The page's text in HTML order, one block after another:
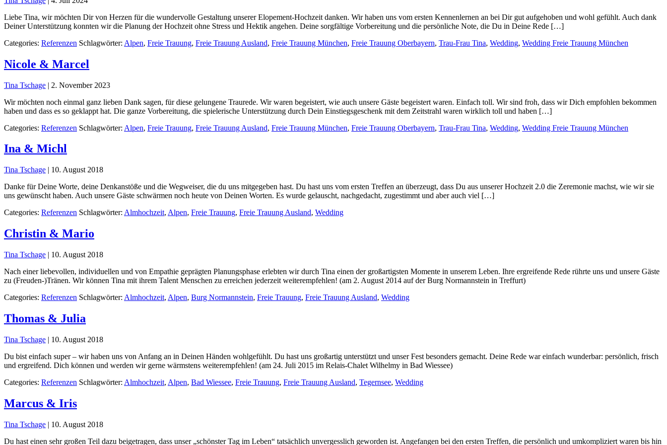
Liebe Tina, wir möchten Dir von Herzen für die wundervolle Gestaltung unserer Elopement-Hochzeit danken. Wir haben uns vom ersten Kennenlernen an bei Dir gut aufgehoben und wohl gefühlt. Auch dank
Deiner Unterstützung konnten wir die Planung der Hochzeit ohne Stress und Hektik angehen. Deine sorgfältige Vorbereitung und die persönliche Note, die Du in Deine Rede […]
Categories: Referenzen Schlagwörter: Alpen, Freie Trauung, Freie Trauung Ausland, Freie Trauung München, Freie Trauung Oberbayern, Trau-Frau Tina, Wedding, Wedding Freie Trauung München
Nicole & Marcel
Tina Tschage | 2. November 2023
Wir möchten noch einmal ganz lieben Dank sagen, für diese gelungene Traurede. Wir waren begeistert, wie auch unsere Gäste begeistert waren. Einfach toll. Wir sind froh, dass wir Dich empfohlen bekommen
haben und dass es so geklappt hat. Die ganze Vorbereitung, die spielerische Unterstützung durch Dein Einstiegsgeschenk mit dem Zeitstrahl waren wirklich toll und haben […]
Categories: Referenzen Schlagwörter: Alpen, Freie Trauung, Freie Trauung Ausland, Freie Trauung München, Freie Trauung Oberbayern, Trau-Frau Tina, Wedding, Wedding Freie Trauung München
Ina & Michl
Tina Tschage | 10. August 2018
Danke für Deine Worte, deine Denkanstöße und die Wegweiser, die du uns mitgegeben hast. Du hast uns vom ersten Treffen an überzeugt, dass Du aus unserer Hochzeit 2.0 die Zeremonie machst, wie wir sie
uns gewünscht haben. Auch unsere Gäste schwärmen noch heute von Deinen Worten. Es wurde gelauscht, nachgedacht, zugestimmt und aber auch viel […]
Categories: Referenzen Schlagwörter: Almhochzeit, Alpen, Freie Trauung, Freie Trauung Ausland, Wedding
Christin & Mario
Tina Tschage | 10. August 2018
Nach einer liebevollen, individuellen und von Empathie geprägten Planungsphase erlebten wir durch Tina einen der großartigsten Momente in unserem Leben. Ihre ergreifende Rede rührte uns und unsere Gäste
zu (Freuden-)Tränen. Wir können Tina mit ihrem Talent Menschen zu erreichen jederzeit weiterempfehlen! (am 2. August 2014 auf der Burg Normannstein in Treffurt)
Categories: Referenzen Schlagwörter: Almhochzeit, Alpen, Burg Normannstein, Freie Trauung, Freie Trauung Ausland, Wedding
Thomas & Julia
Tina Tschage | 10. August 2018
Du bist einfach super – wir haben uns von Anfang an in Deinen Händen wohlgefühlt. Du hast uns großartig unterstützt und unser Fest besonders gemacht. Deine Rede war einfach wunderbar: persönlich, frisch
und ergreifend. Dich können und werden wir gerne wärmstens weiterempfehlen! (am 24. Juli 2015 im Relais-Chalet Wilhelmy in Bad Wiessee)
Categories: Referenzen Schlagwörter: Almhochzeit, Alpen, Bad Wiessee, Freie Trauung, Freie Trauung Ausland, Tegernsee, Wedding
Marcus & Iris
Tina Tschage | 10. August 2018
Du hast einen sehr großen Teil dazu beigetragen, dass unser „schönster Tag im Leben“ tatsächlich unvergesslich geworden ist. Angefangen bei den ersten Treffen, die persönlich und umkompliziert waren bis hin